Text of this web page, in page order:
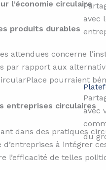
avec
avec
du
l’économie circulaire
produits durables
attendues concerne
par rapport aux
pourraient
entreprises circulaires
dans des pratiques
d’entreprises à intégrer
l’efficacité de telles